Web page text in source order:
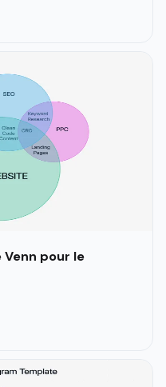
pour le